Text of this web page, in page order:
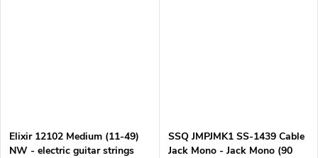
Elixir 12102 Medium (11-49)
NW - electric guitar strings
SSQ JMPJMK1 SS-1439 Cable
Jack Mono - Jack Mono (90